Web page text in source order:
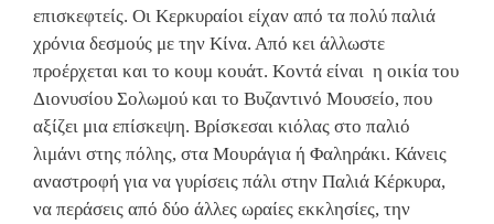
επισκεφτείς. Οι Κερκυραίοι είχαν από τα πολύ παλιά
χρόνια δεσμούς με την Κίνα. Από κει άλλωστε
προέρχεται και το κουμ κουάτ. Κοντά είναι η οικία του
Διονυσίου Σολωμού και το Βυζαντινό Μουσείο, που
αξίζει μια επίσκεψη. Βρίσκεσαι κιόλας στο παλιό
λιμάνι στης πόλης, στα Μουράγια ή Φαληράκι. Κάνεις
αναστροφή για να γυρίσεις πάλι στην Παλιά Κέρκυρα,
να περάσεις από δύο άλλες ωραίες εκκλησίες, την